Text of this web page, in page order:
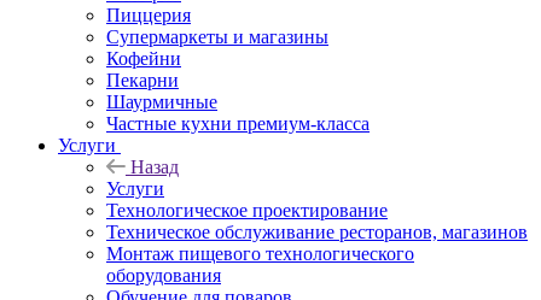
Пиццерия
Супермаркеты и магазины
Кофейни
Пекарни
Шаурмичные
Частные кухни премиум-класса
Услуги
Назад
Услуги
Технологическое проектирование
Техническое обслуживание ресторанов, магазинов
Монтаж пищевого технологического
оборудования